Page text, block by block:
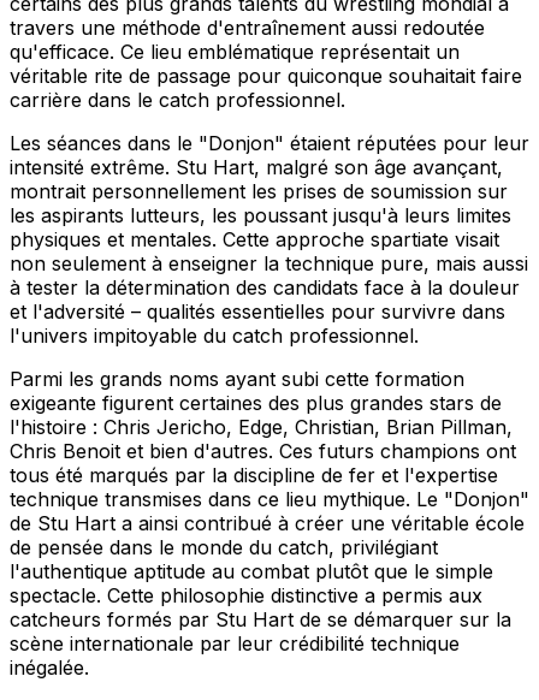
travers une méthode d'entraînement aussi redoutée
qu'efficace. Ce lieu emblématique représentait un
véritable rite de passage pour quiconque souhaitait faire
carrière dans le catch professionnel.
Les séances dans le "Donjon" étaient réputées pour leur
intensité extrême. Stu Hart, malgré son âge avançant,
montrait personnellement les prises de soumission sur
les aspirants lutteurs, les poussant jusqu'à leurs limites
physiques et mentales. Cette approche spartiate visait
non seulement à enseigner la technique pure, mais aussi
à tester la détermination des candidats face à la douleur
et l'adversité – qualités essentielles pour survivre dans
l'univers impitoyable du catch professionnel.
Parmi les grands noms ayant subi cette formation
exigeante figurent certaines des plus grandes stars de
l'histoire : Chris Jericho, Edge, Christian, Brian Pillman,
Chris Benoit et bien d'autres. Ces futurs champions ont
tous été marqués par la discipline de fer et l'expertise
technique transmises dans ce lieu mythique. Le "Donjon"
de Stu Hart a ainsi contribué à créer une véritable école
de pensée dans le monde du catch, privilégiant
l'authentique aptitude au combat plutôt que le simple
spectacle. Cette philosophie distinctive a permis aux
catcheurs formés par Stu Hart de se démarquer sur la
scène internationale par leur crédibilité technique
inégalée.